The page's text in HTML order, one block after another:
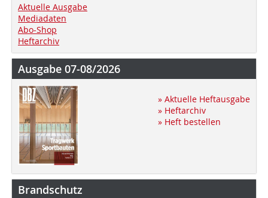
Aktuelle Ausgabe
Mediadaten
Abo-Shop
Heftarchiv
Ausgabe 07-08/2026
» Aktuelle Heftausgabe
» Heftarchiv
» Heft bestellen
Brandschutz